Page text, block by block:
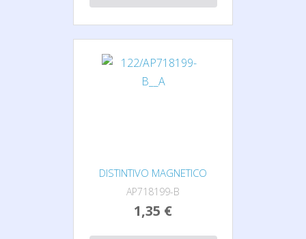
DISTINTIVO MAGNETICO
AP718199-B
1,35 €